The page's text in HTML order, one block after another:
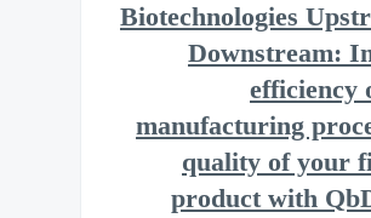
Biotechnologies
Downstream:
efficiency
manufacturing
quality of your
product with